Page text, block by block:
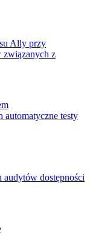
Ally przy
związanych z
testy
dostępności